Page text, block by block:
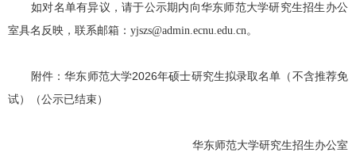
如对名单有异议，请于公示期内向华东师范大学研究生招生办公
室具名反映，联系邮箱：yjszs@admin.ecnu.edu.cn。
附件：华东师范大学2026年硕士研究生拟录取名单（不含推荐免
试）（公示已结束）
华东师范大学研究生招生办公室